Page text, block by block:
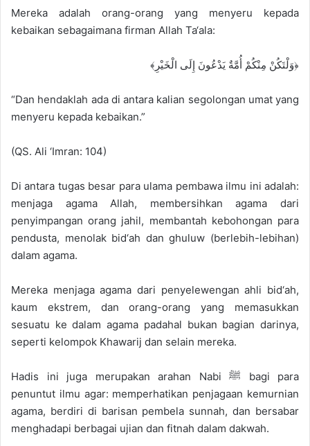
Mereka adalah orang-orang yang menyeru kepada
kebaikan sebagaimana firman Allah Ta‘ala:
﴿وَلْتَكُنْ مِنْكُمْ أُمَّةٌ يَدْعُونَ إِلَى الْخَيْرِ﴾
“Dan hendaklah ada di antara kalian segolongan umat yang
menyeru kepada kebaikan.”
(QS. Ali ‘Imran: 104)
Di antara tugas besar para ulama pembawa ilmu ini adalah:
menjaga agama Allah, membersihkan agama dari
penyimpangan orang jahil, membantah kebohongan para
pendusta, menolak bid‘ah dan ghuluw (berlebih-lebihan)
dalam agama.
Mereka menjaga agama dari penyelewengan ahli bid‘ah,
kaum ekstrem, dan orang-orang yang memasukkan
sesuatu ke dalam agama padahal bukan bagian darinya,
seperti kelompok Khawarij dan selain mereka.
Hadis ini juga merupakan arahan Nabi ﷺ bagi para
penuntut ilmu agar: memperhatikan penjagaan kemurnian
agama, berdiri di barisan pembela sunnah, dan bersabar
menghadapi berbagai ujian dan fitnah dalam dakwah.